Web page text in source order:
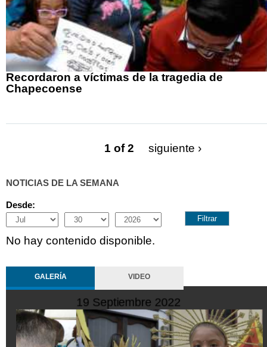
Recordaron a víctimas de la tragedia de
Chapecoense
1 of 2 siguiente ›
NOTICIAS DE LA SEMANA
Desde:
Month
Day Year
No hay contenido disponible.
GALERÍA VIDEO
10 Octubre 2022